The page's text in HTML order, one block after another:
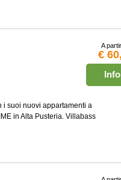
A
€
Info
i suoi nuovi appartamenti a
in Alta Pusteria. Villabass